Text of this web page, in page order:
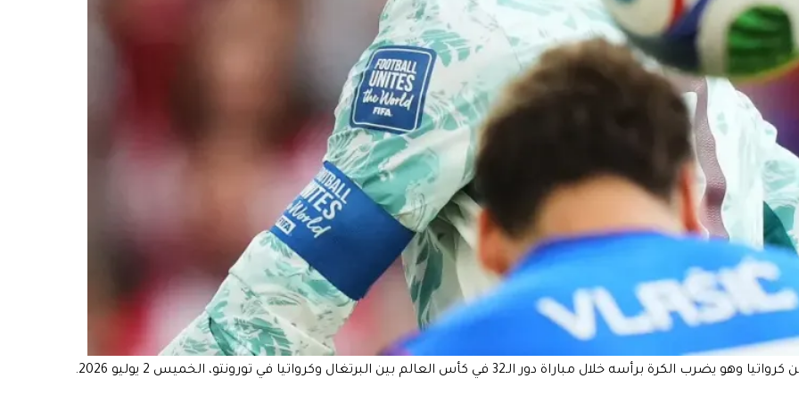
كريستيانو رونالدو (7) من البرتغال يراقب نيكولا فلاسيك (13) من كرواتيا وهو يضرب الكرة برأسه خلال مباراة دور الـ32 في كأس العالم بين البرتغال وكرواتيا في تورونتو، الخميس 2 يوليو 2026.